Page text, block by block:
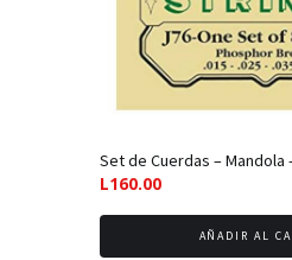
Set de Cuerdas – Mandola
L160.00
AÑADIR AL